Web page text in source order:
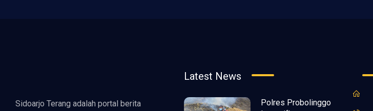
Sidoarjo Terang adalah portal berita
Latest News
Polres Probolinggo